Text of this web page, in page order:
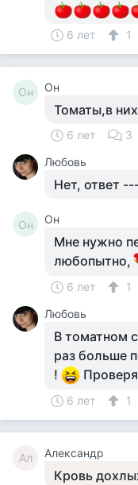
6 лет 1
Он Он
Томаты,в
6 лет 3
Любовь
Нет, ответ
Он Он
Мне нужно
любопытно,
6 лет
1
Любовь
В томатном
раз больше
!
6 лет 1
Ал Александр
Кровь